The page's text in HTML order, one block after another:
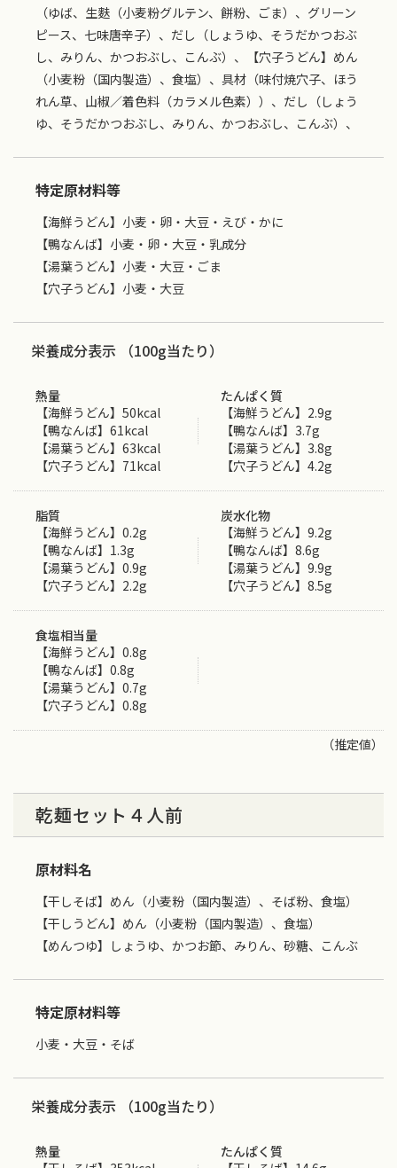
（ゆば、生麩（小麦粉グルテン、餅粉、ごま）、グリーン
ピース、七味唐辛子）、だし（しょうゆ、そうだかつおぶ
し、みりん、かつおぶし、こんぶ）、【穴子うどん】めん
（小麦粉（国内製造）、食塩）、具材（味付焼穴子、ほう
れん草、山椒／着色料（カラメル色素））、だし（しょう
ゆ、そうだかつおぶし、みりん、かつおぶし、こんぶ）、
特定原材料等
【海鮮うどん】小麦・卵・大豆・えび・かに
【鴨なんば】小麦・卵・大豆・乳成分
【湯葉うどん】小麦・大豆・ごま
【穴子うどん】小麦・大豆
栄養成分表示 （100g当たり）
熱量
【海鮮うどん】50kcal
【鴨なんば】61kcal
【湯葉うどん】63kcal
【穴子うどん】71kcal
たんぱく質
【海鮮うどん】2.9g
【鴨なんば】3.7g
【湯葉うどん】3.8g
【穴子うどん】4.2g
脂質
【海鮮うどん】0.2g
【鴨なんば】1.3g
【湯葉うどん】0.9g
【穴子うどん】2.2g
炭水化物
【海鮮うどん】9.2g
【鴨なんば】8.6g
【湯葉うどん】9.9g
【穴子うどん】8.5g
食塩相当量
【海鮮うどん】0.8g
【鴨なんば】0.8g
【湯葉うどん】0.7g
【穴子うどん】0.8g
（推定値）
乾麺セット４人前
原材料名
【干しそば】めん（小麦粉（国内製造）、そば粉、食塩）
【干しうどん】めん（小麦粉（国内製造）、食塩）
【めんつゆ】しょうゆ、かつお節、みりん、砂糖、こんぶ
特定原材料等
小麦・大豆・そば
栄養成分表示 （100g当たり）
熱量
たんぱく質